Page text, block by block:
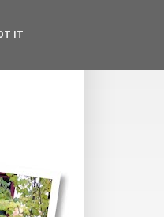
IT